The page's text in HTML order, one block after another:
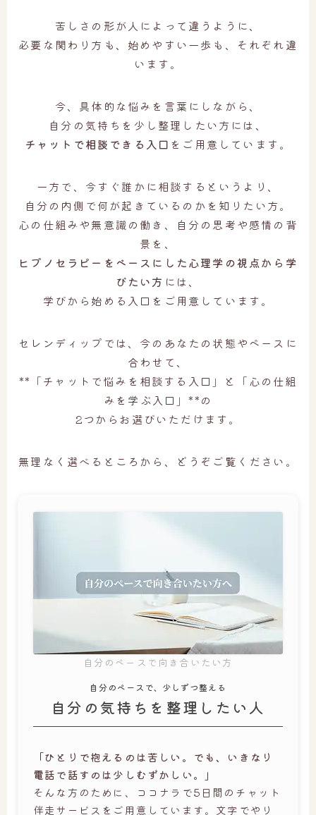
苦しさの形が人によって違うように、
必要な関わり方も、始めやすい一歩も、それぞれ違
います。
今、具体的な悩みを言葉にしながら、
自分の気持ちを少し整理したい方には、
チャットで相談できる入口 をご用意しています。
一方で、今すぐ誰かに相談するというより、
自分の内側で何が起きているのかを知りたい方。
心の仕組みや無意識の働き、自分の思考や感情の背
景を、
ヒプノセラピーをベースにした心理学の視点から学
びたい方 には、
学びから始める入口をご用意しています。
セレンディップでは、今のあなたの状態やペースに
合わせて、
**「チャットで悩みを相談する入口」と「心の仕組
みを学ぶ入口」**の
2つからお選びいただけます。
無理なく選べるところから、どうぞご覧ください。
自分のペースで向き合いたい方
自分のペースで、少しずつ整える
自分の気持ちを整理したい人
「ひとりで抱えるのは苦しい。でも、いきなり
電話で話すのは少しむずかしい。」
そんな方のために、ココナラで5日間のチャット
伴走サービスをご用意しています。文字でやり